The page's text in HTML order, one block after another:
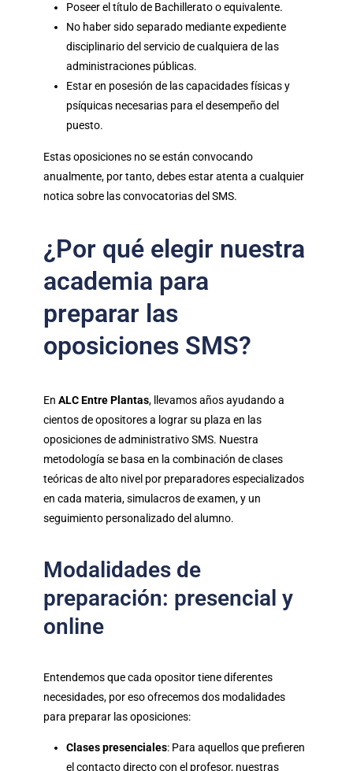
Poseer el título de Bachillerato o equivalente.
No haber sido separado mediante expediente
disciplinario del servicio de cualquiera de las
administraciones públicas.
Estar en posesión de las capacidades físicas y
psíquicas necesarias para el desempeño del
puesto.
Estas oposiciones no se están convocando
anualmente, por tanto, debes estar atenta a cualquier
notica sobre las convocatorias del SMS.
¿Por qué elegir nuestra
academia para
preparar las
oposiciones SMS?
En ALC Entre Plantas, llevamos años ayudando a
cientos de opositores a lograr su plaza en las
oposiciones de administrativo SMS. Nuestra
metodología se basa en la combinación de clases
teóricas de alto nivel por preparadores especializados
en cada materia, simulacros de examen, y un
seguimiento personalizado del alumno.
Modalidades de
preparación: presencial y
online
Entendemos que cada opositor tiene diferentes
necesidades, por eso ofrecemos dos modalidades
para preparar las oposiciones:
Clases presenciales: Para aquellos que prefieren
el contacto directo con el profesor, nuestras